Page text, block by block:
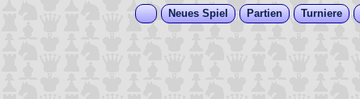
Neues Spiel Partien Turniere